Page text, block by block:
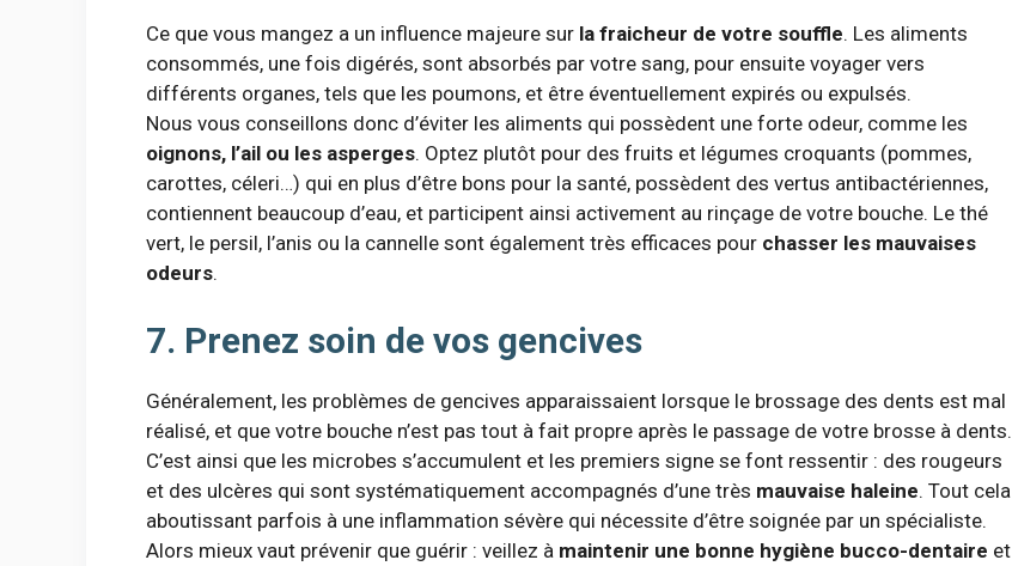
Ce que vous mangez a un influence majeure sur la fraicheur de votre souffle. Les aliments
consommés, une fois digérés, sont absorbés par votre sang, pour ensuite voyager vers
différents organes, tels que les poumons, et être éventuellement expirés ou expulsés.
Nous vous conseillons donc d’éviter les aliments qui possèdent une forte odeur, comme les
oignons, l’ail ou les asperges. Optez plutôt pour des fruits et légumes croquants (pommes,
carottes, céleri…) qui en plus d’être bons pour la santé, possèdent des vertus antibactériennes,
contiennent beaucoup d’eau, et participent ainsi activement au rinçage de votre bouche. Le thé
vert, le persil, l’anis ou la cannelle sont également très efficaces pour chasser les mauvaises
odeurs.
7. Prenez soin de vos gencives
Généralement, les problèmes de gencives apparaissaient lorsque le brossage des dents est mal
réalisé, et que votre bouche n’est pas tout à fait propre après le passage de votre brosse à dents.
C’est ainsi que les microbes s’accumulent et les premiers signe se font ressentir : des rougeurs
et des ulcères qui sont systématiquement accompagnés d’une très mauvaise haleine. Tout cela
aboutissant parfois à une inflammation sévère qui nécessite d’être soignée par un spécialiste.
Alors mieux vaut prévenir que guérir : veillez à maintenir une bonne hygiène bucco-dentaire et